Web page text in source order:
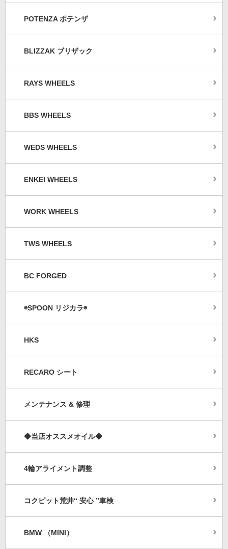
POTENZA ポテンザ
BLIZZAK ブリザック
RAYS WHEELS
BBS WHEELS
WEDS WHEELS
ENKEI WHEELS
WORK WHEELS
TWS WHEELS
BC FORGED
◉SPOON リジカラ◉
HKS
RECARO シート
メンテナンス & 修理
◆当店オススメオイル◆
4輪アライメント調整
コクピット荒井“ 安心 ”車検
BMW （MINI）